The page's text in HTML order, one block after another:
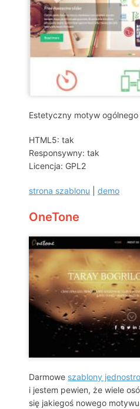
Estetyczny motyw
HTML5: tak
Responsywny: tak
Licencja: GPL2
strona szablonu demo
OneTone
Darmowe szablony
i jestem pewien, że wiele
się jakiegoś nowego